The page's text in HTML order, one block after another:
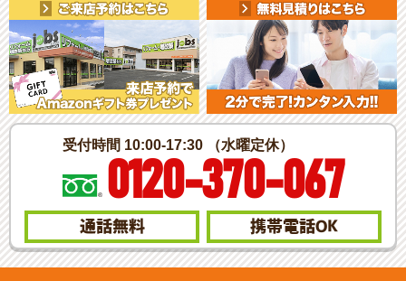
受付時間 10:00-17:30 （水曜定休）
0120-370-067
通話無料 携帯電話OK